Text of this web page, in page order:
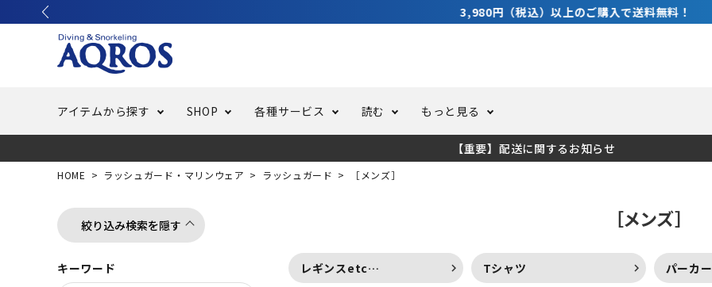
3,980円（税込）以上のご購入で送料無料！
アイテムから探す
ラッシュガード・水着・マリンウェア ウエットスーツ
フリースタイルダイビング 水中ライト・ビデオライト
バッグ・ケース ウエイト・ウエイトベルト
SHOP
池袋店／IKEBUKURO
各種サービス
バッテリー交換 オーバーホール
読む
ニュース 特集
でしか 今コレ愛用してます！
もっと見る
ご利用ガイド はじめての方へ
LINE ID連携でお買い物が便利に 海の遊びをもっと知る
求人
【重要】配送に関するお知らせ
HOME ラッシュガード・マリンウェア ラッシュガード ［メンズ］
絞り込み検索を隠す
キーワード
［メンズ］
レギンスetc… Tシャツ パーカー